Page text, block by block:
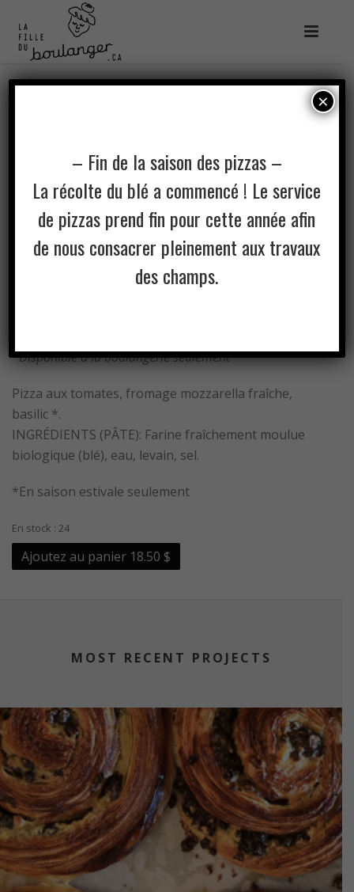
*Disponible à la boulangerie seulement
Pizza aux tomates, fromage mozzarella fraîche,
basilic *.
INGRÉDIENTS (PÂTE): Farine fraîchement moulue
biologique (blé), eau, levain, sel.
*En saison estivale seulement
En stock : 24
Ajoutez au panier 18.50 $
MOST RECENT PROJECTS
– Fin de la saison des pizzas –
La récolte du blé a commencé ! Le service
de pizzas prend fin pour cette année afin
de nous consacrer pleinement aux travaux
des champs.
×